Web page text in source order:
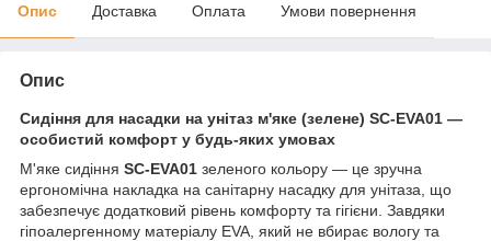
Опис Доставка Оплата Умови повернення
Опис
Сидіння для насадки на унітаз м'яке (зелене) SC-EVA01 —
особистий комфорт у будь-яких умовах
М'яке сидіння SC-EVA01 зеленого кольору — це зручна
ергономічна накладка на санітарну насадку для унітаза, що
забезпечує додатковий рівень комфорту та гігієни. Завдяки
гіпоалергенному матеріалу EVA, який не вбирає вологу та